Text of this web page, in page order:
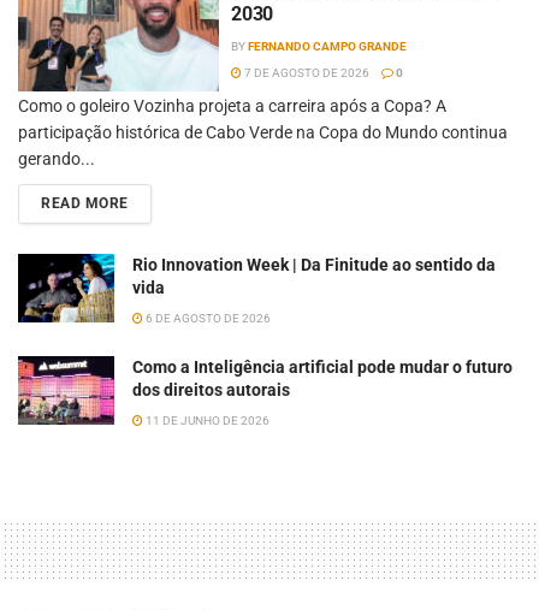
2030
BYFERNANDO CAMPO GRANDE
7 DE AGOSTO DE 2026
0
Como o goleiro Vozinha projeta a carreira após a Copa? A
participação histórica de Cabo Verde na Copa do Mundo continua
gerando...
READ MORE
Rio Innovation Week | Da Finitude ao sentido da
vida
6 DE AGOSTO DE 2026
Como a Inteligência artificial pode mudar o futuro
dos direitos autorais
11 DE JUNHO DE 2026